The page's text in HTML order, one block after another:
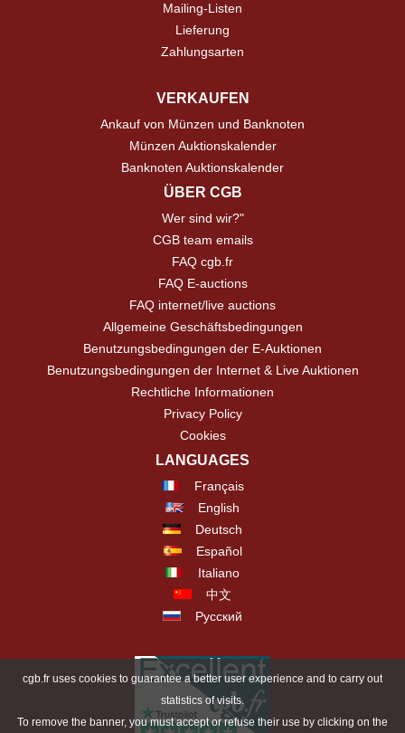
Mailing-Listen
Lieferung
Zahlungsarten
VERKAUFEN
Ankauf von Münzen und Banknoten
Münzen Auktionskalender
Banknoten Auktionskalender
ÜBER CGB
Wer sind wir?"
CGB team emails
FAQ cgb.fr
FAQ E-auctions
FAQ internet/live auctions
Allgemeine Geschäftsbedingungen
Benutzungsbedingungen der E-Auktionen
Benutzungsbedingungen der Internet & Live Auktionen
Rechtliche Informationen
Privacy Policy
Cookies
LANGUAGES
Français
English
Deutsch
Español
Italiano
中文
Русский
cgb.fr uses cookies to guarantee a better user experience and to carry out
statistics of visits.
To remove the banner, you must accept or refuse their use by clicking on the